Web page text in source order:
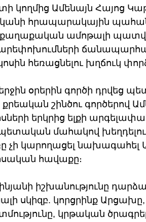
կողմից Ամենայն Հայոց
հրապարակային
ամոթալի
հեռացնելու խղճուկ
օրերին գործի դրվեց
շինծու գործերով
երկրից ելքի
մահակով
չի կարողացել նախագահել
հավաքը։
իշխանությունը
սկիզբ. կորցրինք
կրթական